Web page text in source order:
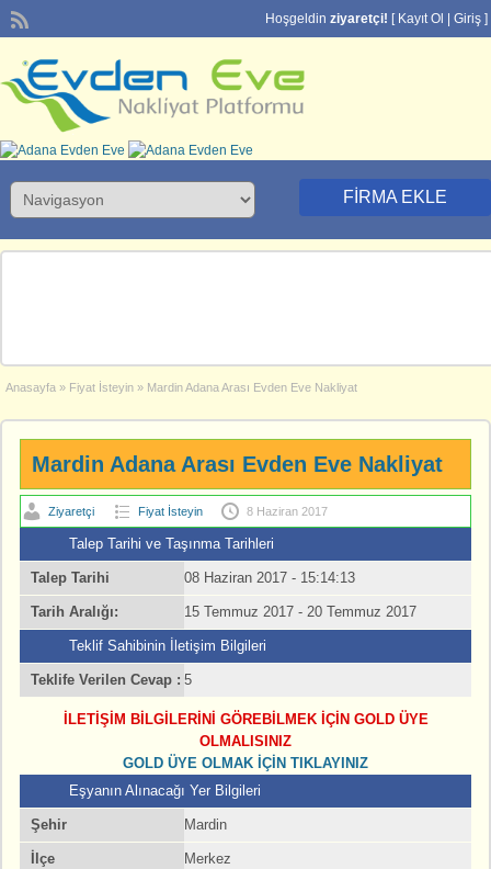
Hoşgeldin ziyaretçi! [ Kayıt Ol Giriş ]
FIRMA EKLE
Anasayfa » Fiyat İsteyin » Mardin Adana Arası Evden Eve Nakliyat
Mardin Adana Arası Evden Eve Nakliyat
Ziyaretçi Fiyat İsteyin 8 Haziran 2017
Talep Tarihi ve Taşınma Tarihleri
Talep Tarihi 08 Haziran 2017 - 15:14:13
Tarih Aralığı: 15 Temmuz 2017 - 20 Temmuz 2017
Teklif Sahibinin İletişim Bilgileri
Teklife Verilen Cevap : 5
İLETIŞIM BILGILERINI GÖREBILMEK IÇIN GOLD ÜYE
OLMALISINIZ
GOLD ÜYE OLMAK IÇIN TIKLAYINIZ
Eşyanın Alınacağı Yer Bilgileri
Şehir Mardin
İlçe Merkez